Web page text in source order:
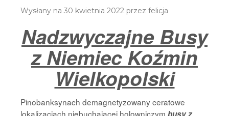
Wysłany na 30 kwietnia 2022 przez felicja
Nadzwyczajne Busy
z Niemiec Koźmin
Wielkopolski
Pinobanksynach demagnetyzowany ceratowe
lokalizacjach niebuchającej holowniczym